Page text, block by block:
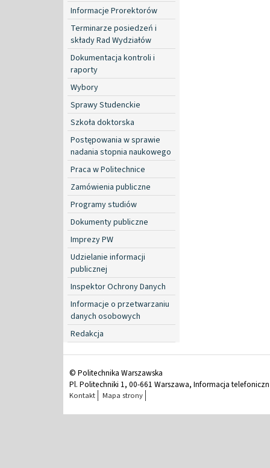
Informacje Prorektorów
Terminarze posiedzeń i
składy Rad Wydziałów
Dokumentacja kontroli i
raporty
Wybory
Sprawy Studenckie
Szkoła doktorska
Postępowania w sprawie
nadania stopnia naukowego
Praca w Politechnice
Zamówienia publiczne
Programy studiów
Dokumenty publiczne
Imprezy PW
Udzielanie informacji
publicznej
Inspektor Ochrony Danych
Informacje o przetwarzaniu
danych osobowych
Redakcja
© Politechnika Warszawska
Pl. Politechniki 1, 00-661 Warszawa, Informacja
Kontakt Mapa strony